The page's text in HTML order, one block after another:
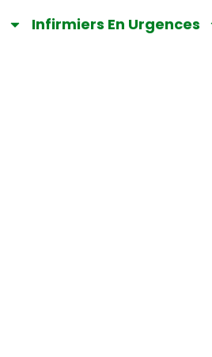
Infirmiers En Urgences